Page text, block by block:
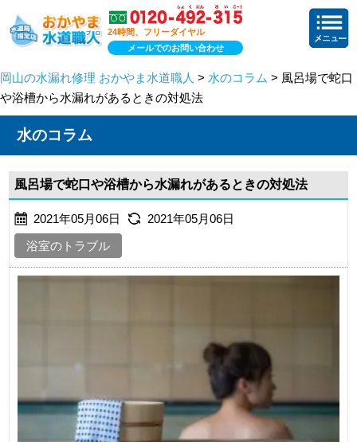
24時間、フリーダイヤル
メールでのお問い合わせ
岡山の水漏れ修理 おかやま水道職人 > 水のコラム > 風呂場で蛇口
や浴槽から水漏れがあるときの対処法
水のコラム
風呂場で蛇口や浴槽から水漏れがあるときの対処法
2021年05月06日
2021年05月06日
浴室のトラブル